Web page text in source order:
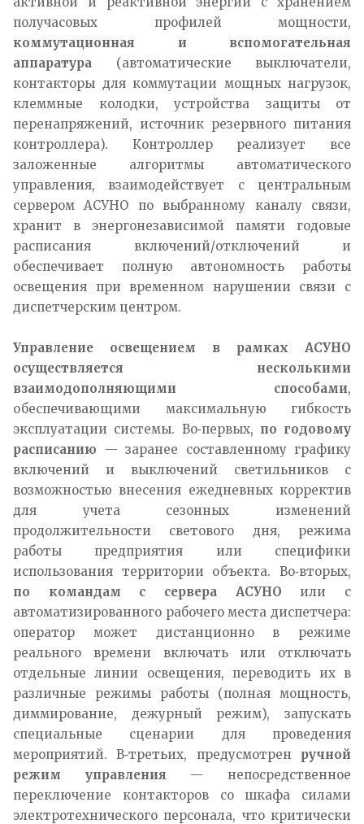
получасовых профилей мощности,
коммутационная и вспомогательная
аппаратура (автоматические выключатели,
контакторы для коммутации мощных нагрузок,
клеммные колодки, устройства защиты от
перенапряжений, источник резервного питания
контроллера). Контроллер реализует все
заложенные алгоритмы автоматического
управления, взаимодействует с центральным
сервером АСУНО по выбранному каналу связи,
хранит в энергонезависимой памяти годовые
расписания включений/отключений и
обеспечивает полную автономность работы
освещения при временном нарушении связи с
диспетчерским центром.​
Управление освещением в рамках АСУНО
осуществляется несколькими
взаимодополняющими способами,
обеспечивающими максимальную гибкость
эксплуатации системы. Во‑первых, по годовому
расписанию — заранее составленному графику
включений и выключений светильников с
возможностью внесения ежедневных корректив
для учета сезонных изменений
продолжительности светового дня, режима
работы предприятия или специфики
использования территории объекта. Во‑вторых,
по командам с сервера АСУНО или с
автоматизированного рабочего места диспетчера:
оператор может дистанционно в режиме
реального времени включать или отключать
отдельные линии освещения, переводить их в
различные режимы работы (полная мощность,
диммирование, дежурный режим), запускать
специальные сценарии для проведения
мероприятий. В‑третьих, предусмотрен ручной
режим управления — непосредственное
переключение контакторов со шкафа силами
электротехнического персонала, что критически